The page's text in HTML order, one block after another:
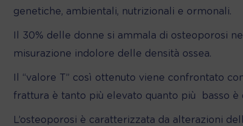
genetiche, ambientali, nutrizionali e ormonali.
Il 30% delle donne si ammala di osteoporosi
misurazione indolore delle densità ossea.
Il “valore T” così ottenuto viene confrontato
frattura è tanto più elevato quanto più
basso è
L’osteoporosi è caratterizzata da alterazioni